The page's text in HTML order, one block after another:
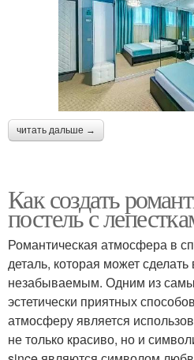
читать дальше →
Как создать
постель с
Романтическая атмосфера в
деталь, которая может
незабываемым. Одним из
эстетически приятных
атмосферу является
не только красиво, но и